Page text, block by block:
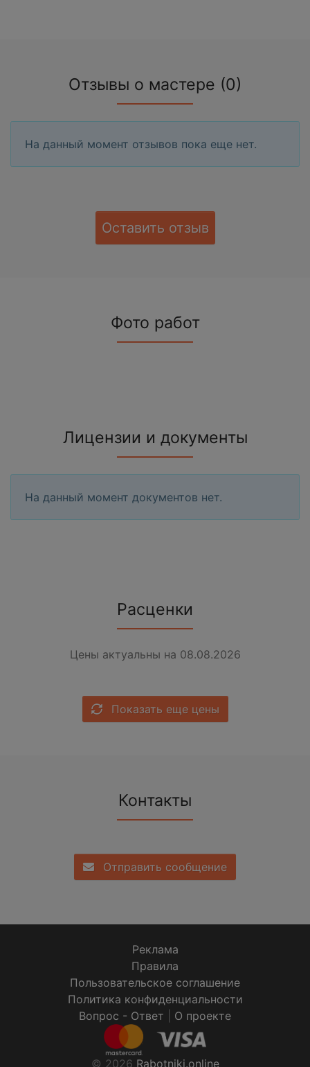
Отзывы о мастере (0)
На данный момент отзывов пока еще нет.
Оставить отзыв
Фото работ
Лицензии и документы
На данный момент документов нет.
Расценки
Цены актуальны на 08.08.2026
Показать еще цены
Контакты
Отправить сообщение
Реклама
Правила
Пользовательское соглашение
Политика конфиденциальности
Вопрос - Ответ
О проекте
© 2026 Rabotniki.online